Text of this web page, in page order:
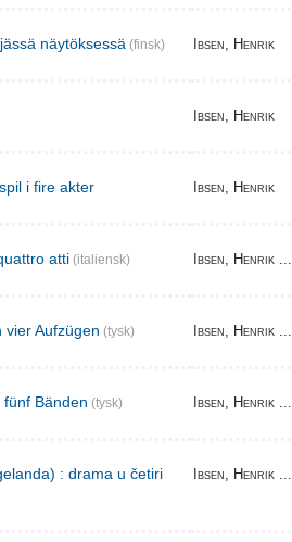
näytöksessä (finsk) Ibsen, Henrik
Ibsen, Henrik
i fire akter Ibsen, Henrik
atti (italiensk) Ibsen, Henrik ...
vier Aufzügen (tysk) Ibsen, Henrik ...
Bänden (tysk) Ibsen, Henrik ...
: drama u četiri
Ibsen, Henrik ...